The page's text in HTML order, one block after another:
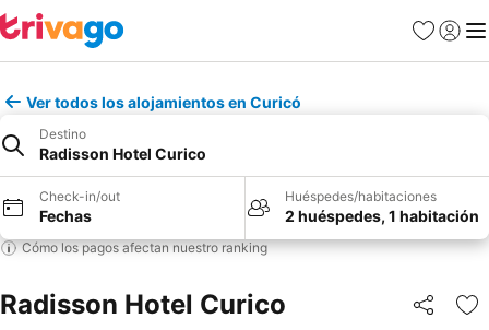
Favoritos
Iniciar
Ver todos los alojamientos en Curicó
Destino
Radisson Hotel Curico
Check-in/out
Fechas
Huéspedes/habitaciones
2 huéspedes, 1 habitación
Cómo los pagos afectan nuestro ranking
Radisson Hotel Curico Compartir